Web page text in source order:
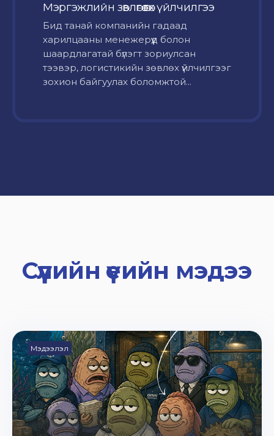
Мэргэжлийн зөвлөгөө өгөх үйлчилгээ
Бид танай компанийн гадаад
харилцааны менежерүүд болон
шаардлагатай бүлэгт зориулсан
тээвэр, логистикийн зөвлөх үйлчилгээг
зохион байгуулах боломжтой...
Сүүлийн үеийн мэдээ
Мэдээлэл